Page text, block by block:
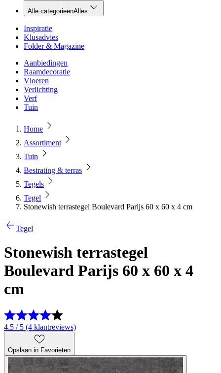
Alle categorieënAlles
Inspiratie
Klusadvies
Folder & Magazine
Aanbiedingen
Raamdecoratie
Vloeren
Verlichting
Verf
Tuin
Home
Assortiment
Tuin
Bestrating & terras
Tegels
Tegel
Stonewish terrastegel Boulevard Parijs 60 x 60 x 4 cm
Tegel
Stonewish terrastegel
Boulevard Parijs 60 x 60 x 4
cm
4.5 / 5 (4 klantreviews)
Opslaan in Favorieten